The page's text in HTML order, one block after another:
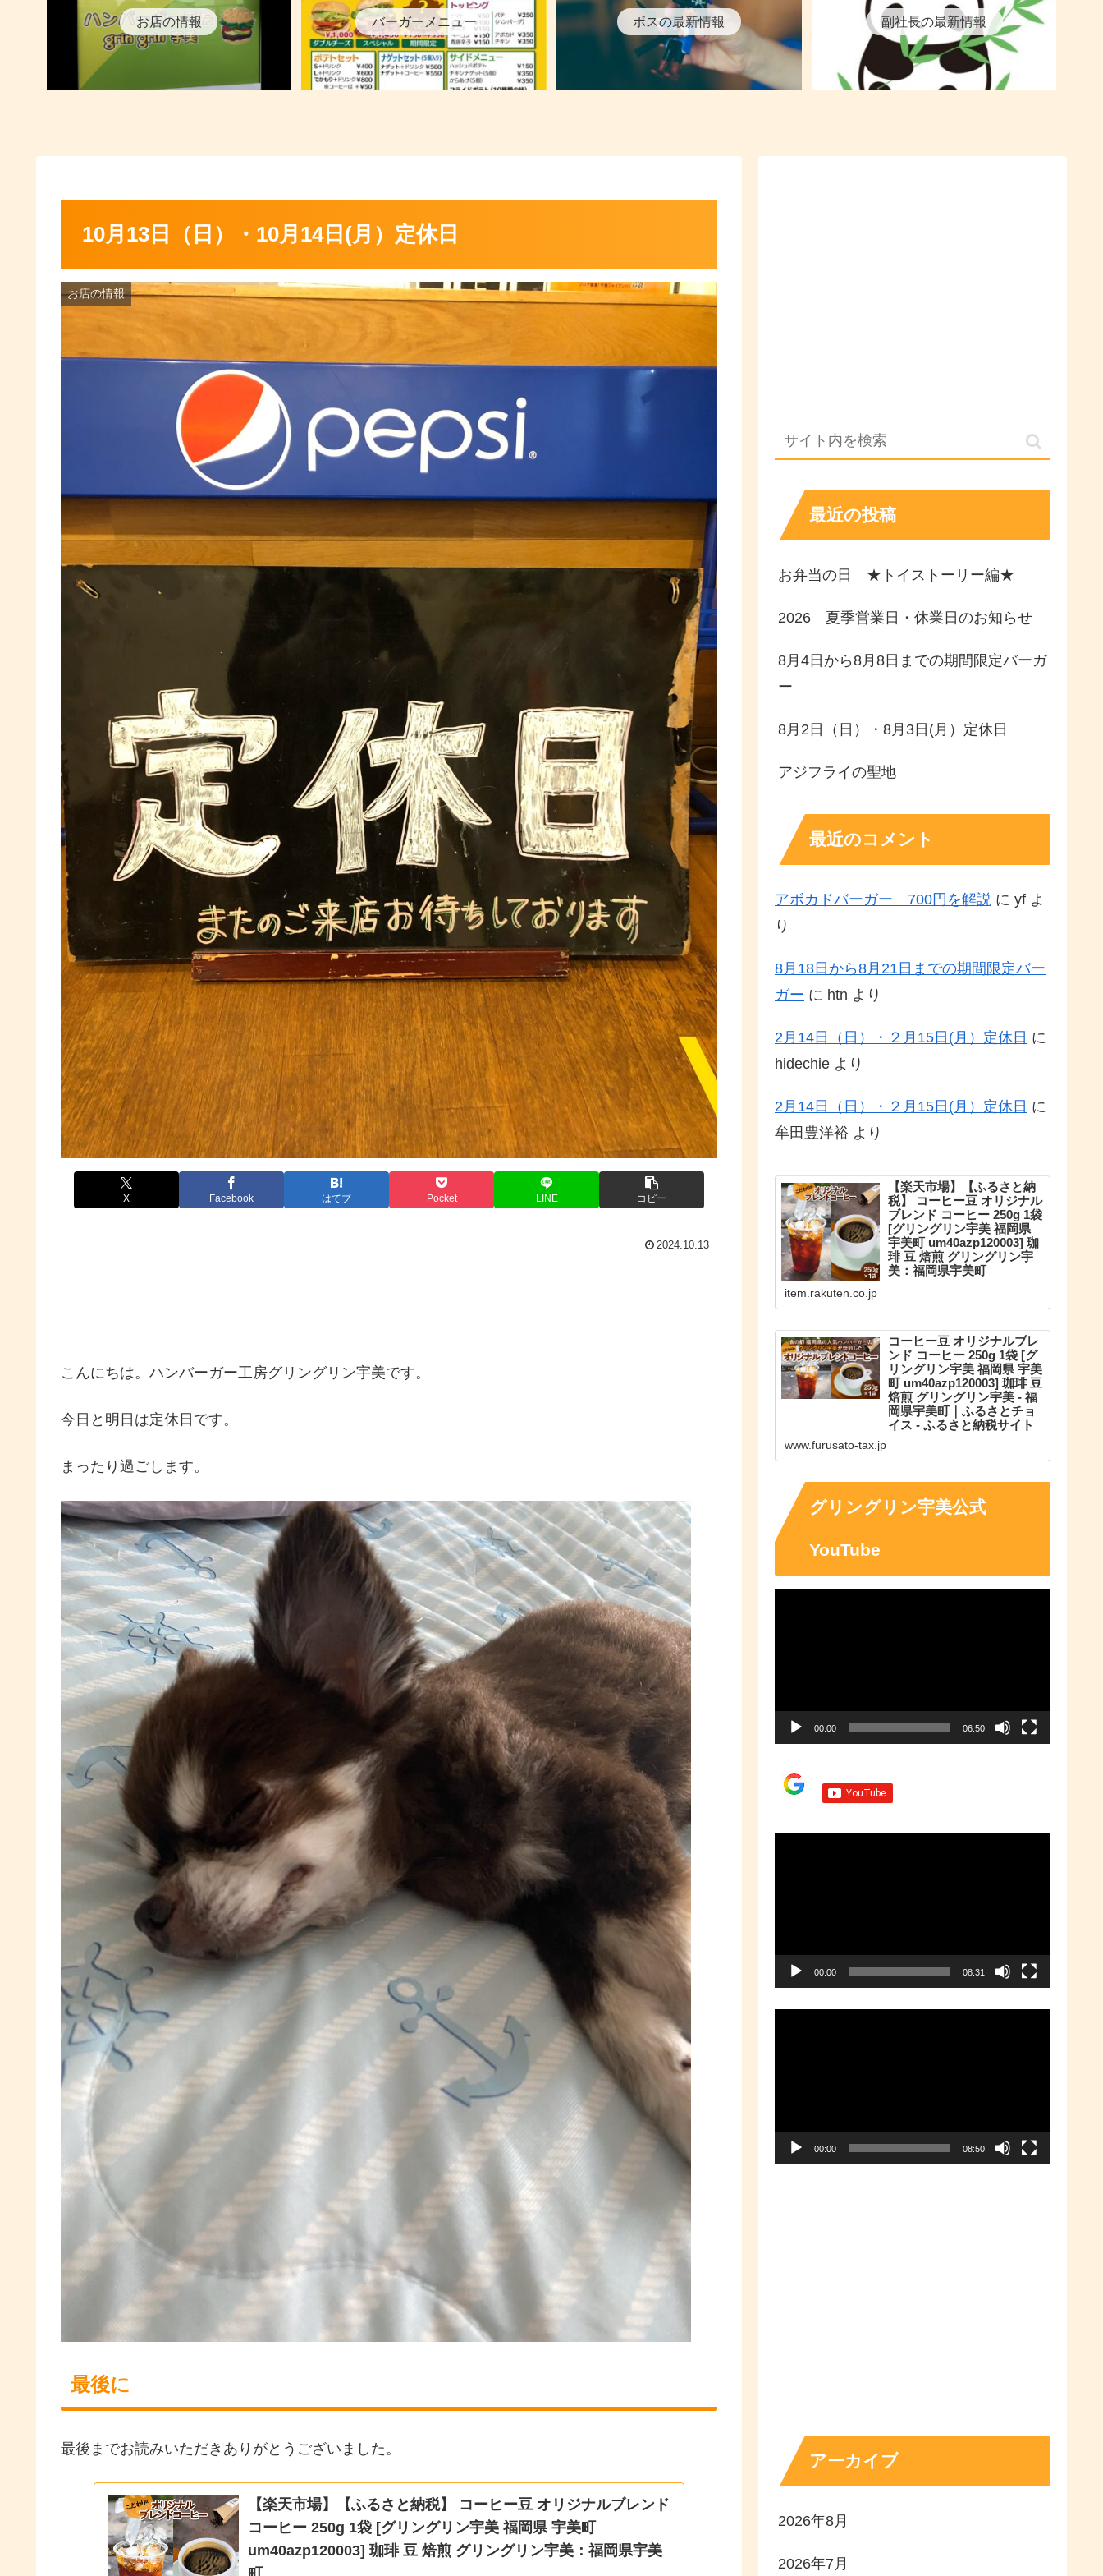
お店の情報 バーガーメニュー ボスの最新情報 副社長の最新情報
10月13日（日）・10月14日(月）定休日
お店の情報
X Facebook はてブ Pocket LINE コピー
2024.10.13
こんにちは。ハンバーガー工房グリングリン宇美です。
今日と明日は定休日です。
まったり過ごします。
最後に
最後までお読みいただきありがとうございました。
【楽天市場】【ふるさと納税】 コーヒー豆 オリジナルブレンド
コーヒー 250g 1袋 [グリングリン宇美 福岡県 宇美町
um40azp120003] 珈琲 豆 焙煎 グリングリン宇美：福岡県宇美
最近の投稿
お弁当の日 ★トイストーリー編★
2026 夏季営業日・休業日のお知らせ
8月4日から8月8日までの期間限定バーガ
ー
8月2日（日）・8月3日(月）定休日
アジフライの聖地
最近のコメント
アボカドバーガー 700円を解説 に yf よ
り
8月18日から8月21日までの期間限定バー
ガー に htn より
2月14日（日）・２月15日(月）定休日 に
hidechie より
2月14日（日）・２月15日(月）定休日 に
牟田豊洋裕 より
【楽天市場】【ふるさと納
税】 コーヒー豆 オリジナル
ブレンド コーヒー 250g 1袋
[グリングリン宇美 福岡県
宇美町 um40azp120003] 珈
琲 豆 焙煎 グリングリン宇
美：福岡県宇美町
ジナルブレンド コーヒー 250g 1袋
item.rakuten.co.jp
コーヒー豆 オリジナルブレ
ンド コーヒー 250g 1袋 [グ
リングリン宇美 福岡県 宇美
町 um40azp120003] 珈琲 豆
焙煎 グリングリン宇美 - 福
岡県宇美町｜ふるさとチョ
イス - ふるさと納税サイト
満載のふるさと納税No.1サイト
の魅力を知ったうえで、あなたが
応援したい地域に簡単・便利にふ
るさと納税で寄付ができます。
www.furusato-tax.jp
グリングリン宇美公式
YouTube
00:00 06:50
00:00 08:31
00:00 08:50
アーカイブ
2026年8月
2026年7月